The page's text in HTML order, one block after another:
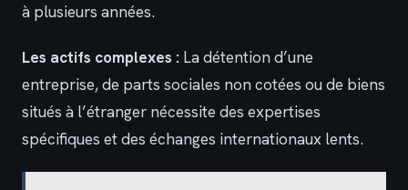
à plusieurs années.
Les actifs complexes : La détention d’une
entreprise, de parts sociales non cotées ou de biens
situés à l’étranger nécessite des expertises
spécifiques et des échanges internationaux lents.